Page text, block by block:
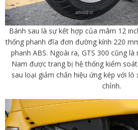
Bánh sau là sự kết hợp của mâm 12
thống phanh đĩa đơn đường kính 220
phanh ABS. Ngoài ra, GTS 300 cũng
Nam được trang bị hệ thống kiểm
sau loại giảm chấn hiệu ứng kép với lò
chỉnh.